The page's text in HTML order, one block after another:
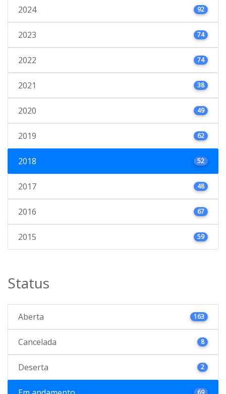
2024 92
2023 74
2022 74
2021 38
2020 49
2019 62
2018 52
2017 48
2016 67
2015 59
Status
Aberta 163
Cancelada 8
Deserta 2
69